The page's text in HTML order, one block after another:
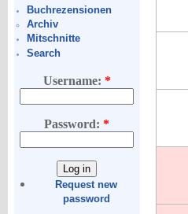
Buchrezensionen
Archiv
Mitschnitte
Search
Username: *
Password:*
Request new
password